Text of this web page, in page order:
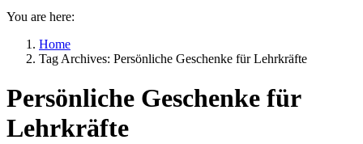
You are here:
Home
Tag Archives: Persönliche Geschenke für Lehrkräfte
Persönliche Geschenke für
Lehrkräfte